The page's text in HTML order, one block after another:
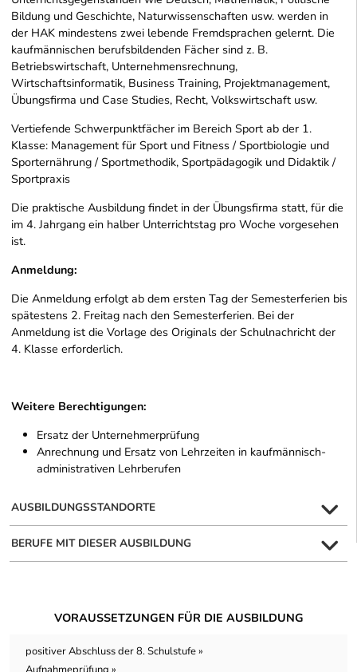
Bildung und Geschichte, Naturwissenschaften usw. werden in
der HAK mindestens zwei lebende Fremdsprachen gelernt. Die
kaufmännischen berufsbildenden Fächer sind z. B.
Betriebswirtschaft, Unternehmensrechnung,
Wirtschaftsinformatik, Business Training, Projektmanagement,
Übungsfirma und Case Studies, Recht, Volkswirtschaft usw.
Vertiefende Schwerpunktfächer im Bereich Sport ab der 1.
Klasse: Management für Sport und Fitness / Sportbiologie und
Sporternährung / Sportmethodik, Sportpädagogik und Didaktik /
Sportpraxis
Die praktische Ausbildung findet in der Übungsfirma statt, für die
im 4. Jahrgang ein halber Unterrichtstag pro Woche vorgesehen
ist.
Anmeldung:
Die Anmeldung erfolgt ab dem ersten Tag der Semesterferien bis
spätestens 2. Freitag nach den Semesterferien. Bei der
Anmeldung ist die Vorlage des Originals der Schulnachricht der
4. Klasse erforderlich.
Weitere Berechtigungen:
Ersatz der Unternehmerprüfung
Anrechnung und Ersatz von Lehrzeiten in kaufmännisch-
administrativen Lehrberufen
AUSBILDUNGSSTANDORTE
BERUFE MIT DIESER AUSBILDUNG
VORAUSSETZUNGEN FÜR DIE AUSBILDUNG
positiver Abschluss der 8. Schulstufe »